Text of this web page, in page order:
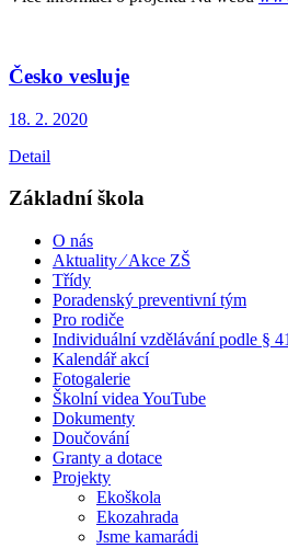
Česko vesluje
18. 2. 2020
Detail
Základní škola
O nás
Aktuality ⁄ Akce ZŠ
Třídy
Poradenský preventivní tým
Pro rodiče
Individuální vzdělávání podle §
Kalendář akcí
Fotogalerie
Školní videa YouTube
Dokumenty
Doučování
Granty a dotace
Projekty
Ekoškola
Ekozahrada
Jsme kamarádi